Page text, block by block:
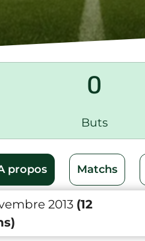
0
Buts
propos Matchs
2013 (12